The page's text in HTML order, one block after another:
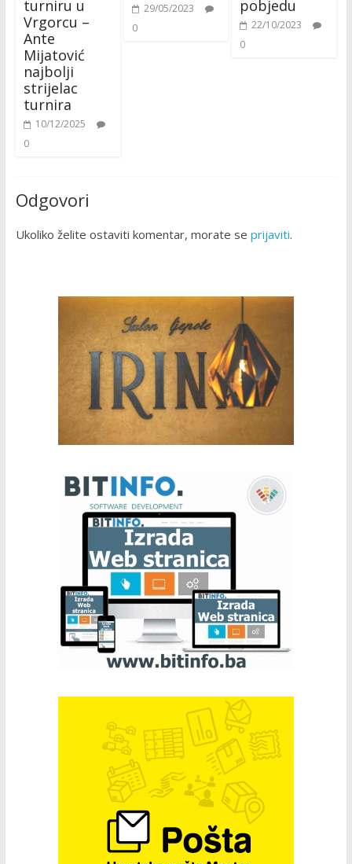
turniru u
Vrgorcu –
Ante
Mijatović
najbolji
strijelac
turnira
10/12/2025
0
29/05/2023
0
pobjedu
22/10/2023
0
Odgovori
Ukoliko želite ostaviti komentar, morate se prijaviti.